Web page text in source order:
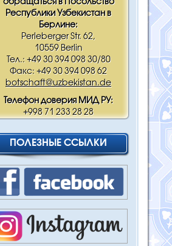
обращаться в Посольство
Республики Узбекистан в
Берлине:
Perleberger Str. 62,
10559 Berlin
Тел.: +49 30 394 098 30/80
Факс: +49 30 394 098 62
botschaft@uzbekistan.de
Телефон доверия МИД РУ:
+998 71 233 28 28
ПОЛЕЗНЫЕ ССЫЛКИ